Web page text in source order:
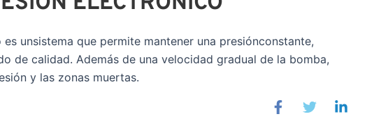
unsistema que permite mantener una presiónconstante,
de calidad. Además de una velocidad gradual de la bomba,
y las zonas muertas.